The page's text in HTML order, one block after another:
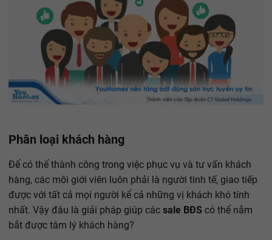
Phân loại khách hàng
Để có thể thành công trong việc phục vụ và tư vấn khách
hàng, các môi giới viên luôn phải là người tinh tế, giao tiếp
được với tất cả mọi người kể cả những vị khách khó tính
nhất. Vậy đâu là giải pháp giúp các sale BĐS có thể nắm
bắt được tâm lý khách hàng?